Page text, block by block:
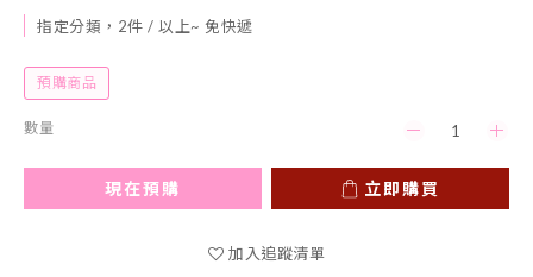
指定分類，2件 / 以上~ 免快遞
預購商品
數量
現在預購 立即購買
加入追蹤清單